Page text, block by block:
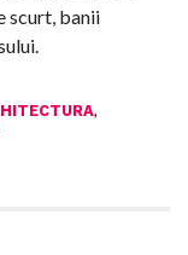
scurt, banii
,